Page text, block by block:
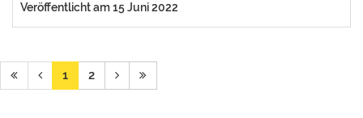
Veröffentlicht am 15 Juni 2022
1 2